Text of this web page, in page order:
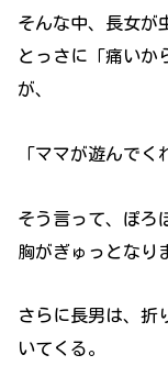
そんな中、長女が
とっさに「痛いか
が、
「ママが遊んで
そう言って、ぽろ
胸がぎゅっとなり
さらに長男は、折
いてくる。